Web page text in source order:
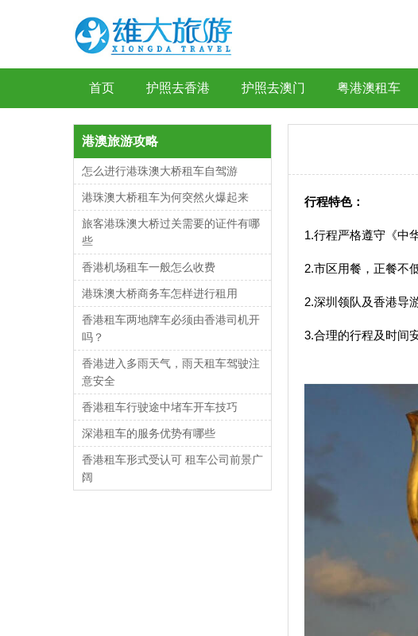
首页 护照去香港 护照去澳门 粤港澳租车
港澳旅游攻略
怎么进行港珠澳大桥租车自驾游
港珠澳大桥租车为何突然火爆起来
旅客港珠澳大桥过关需要的证件有哪
些
香港机场租车一般怎么收费
港珠澳大桥商务车怎样进行租用
香港租车两地牌车必须由香港司机开
吗？
香港进入多雨天气，雨天租车驾驶注
意安全
香港租车行驶途中堵车开车技巧
深港租车的服务优势有哪些
香港租车形式受认可 租车公司前景广
阔
行程特色：
1.行程严格遵守《中
2.市区用餐，正餐不
2.深圳领队及香港导
3.合理的行程及时间